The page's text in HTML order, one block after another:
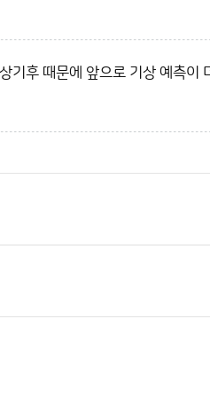
기후 때문에 앞으로 기상 예측이